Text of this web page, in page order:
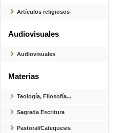
Artículos religiosos
Audiovisuales
Audiovisuales
Materias
Teología, Filosofía...
Sagrada Escritura
Pastoral/Catequesis